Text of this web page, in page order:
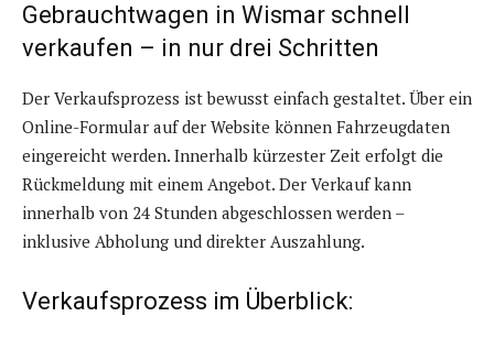
Gebrauchtwagen in Wismar schnell
verkaufen – in nur drei Schritten
Der Verkaufsprozess ist bewusst einfach gestaltet. Über ein
Online-Formular auf der Website können Fahrzeugdaten
eingereicht werden. Innerhalb kürzester Zeit erfolgt die
Rückmeldung mit einem Angebot. Der Verkauf kann
innerhalb von 24 Stunden abgeschlossen werden –
inklusive Abholung und direkter Auszahlung.
Verkaufsprozess im Überblick: